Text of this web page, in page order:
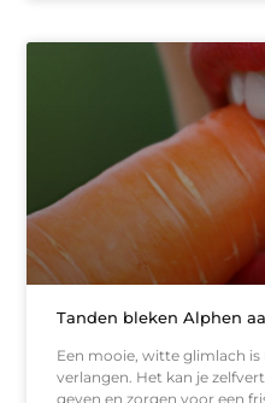
Tanden bleken Alphen
Een mooie, witte glimlach is
verlangen. Het kan je
geven en zorgen voor een